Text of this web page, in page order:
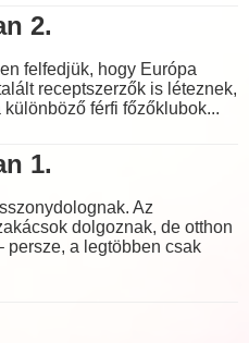
2.
felfedjük, hogy Európa
receptszerzők is léteznek,
férfi főzőklubok...
1.
Az
dolgoznak, de otthon
persze, a legtöbben csak